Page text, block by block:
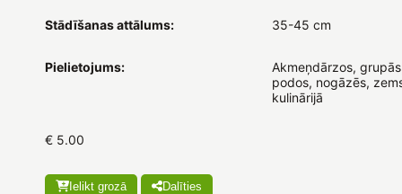
Stādīšanas attālums: 35-45 cm
Pielietojums:
Akmeņdārzos,
podos, nogāzēs,
kulinārijā
€ 5.00
Ielikt grozā Dalīties